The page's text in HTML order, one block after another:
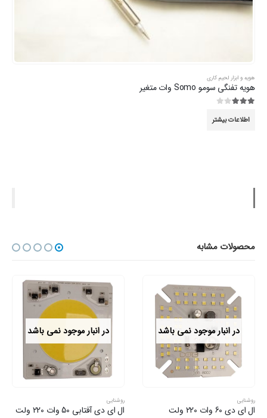
هویه و ابزار لحیم کاری
هویه تفنگی سومو Somo وات متغیر
اطلاعات بیشتر
محصولات مشابه
در انبار موجود نمی باشد
روشنایی
ال ای دی 60 وات 220 ولت
در انبار موجود نمی باشد
روشنایی
ال ای دی آفتابی 50 وات 220 ولت